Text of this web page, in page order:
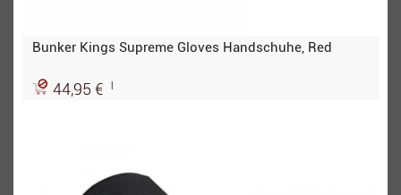
Bunker Kings Supreme Gloves Handschuhe, Red
44,95 € |